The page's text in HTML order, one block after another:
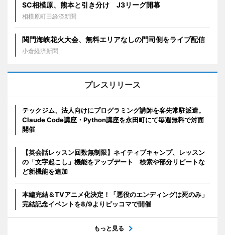
SC相模原、熊本と引き分け J3リーグ開幕
相模原町田経済新聞
関門海峡花火大会、無料エリアなしの門司側をライブ配信
小倉経済新聞
プレスリリース
テックジム、法人向けにプログラミング講師を客先常駐派遣。
Claude Code講座・Python講座を永田町にて毎週無料で対面
開催
【英会話レッスン回数無制限】ネイティブキャンプ、レッスン
の「文字起こし」機能をアップデート 検索や部分リピートな
ど新機能を追加
本編完結＆TVアニメ化決定！「悪役のエンディングは死のみ」
完結記念イベントを8/9よりピッコマで開催
もっと見る